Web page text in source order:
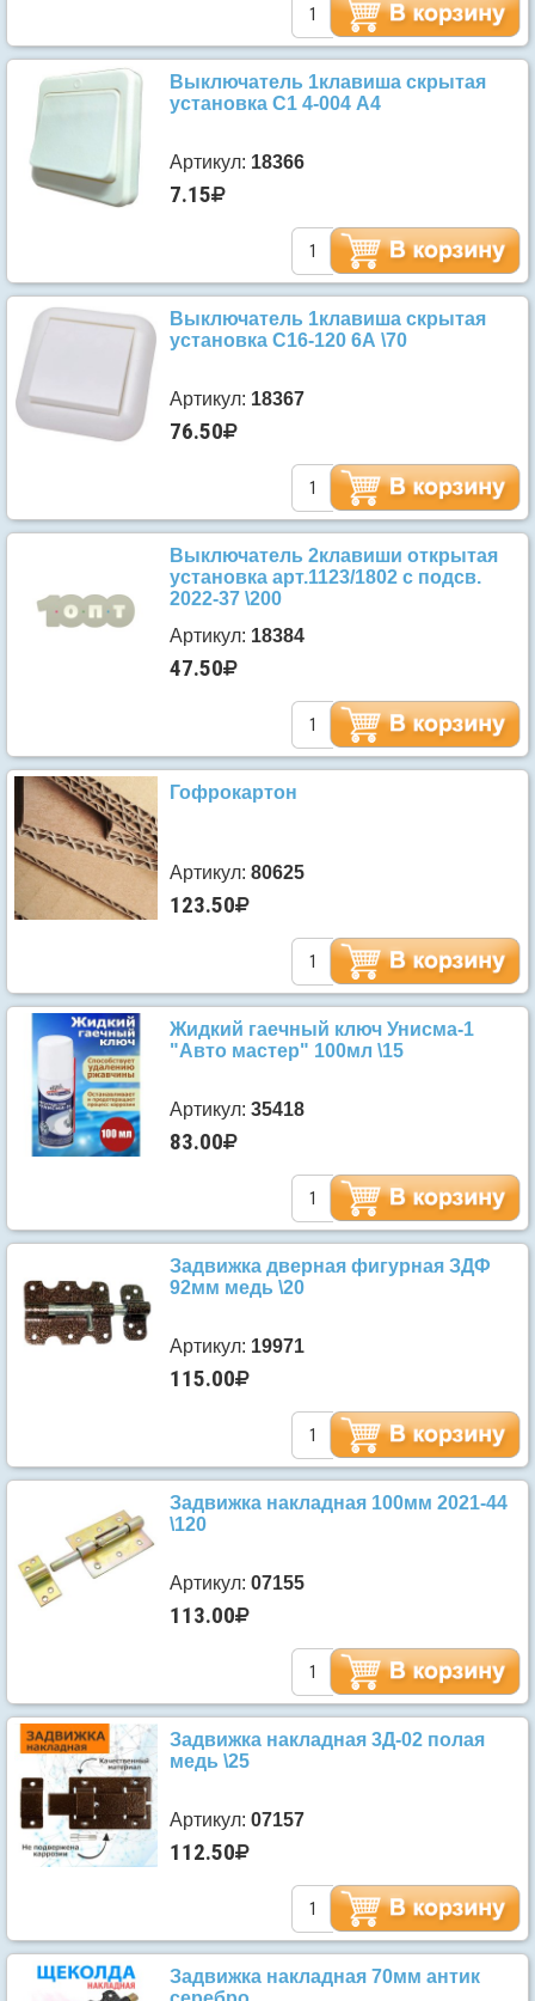
Выключатель 1клавиша скрытая
установка С1 4-004 А4
Артикул: 18366
7.15
Выключатель 1клавиша скрытая
установка С16-120 6А \70
Артикул: 18367
76.50
Выключатель 2клавиши открытая
установка арт.1123/1802 с подсв.
2022-37 \200
Артикул: 18384
47.50
Гофрокартон
Артикул: 80625
123.50
Жидкий гаечный ключ Унисма-1
"Авто мастер" 100мл \15
Артикул: 35418
83.00
Задвижка дверная фигурная ЗДФ
92мм медь \20
Артикул: 19971
115.00
Задвижка накладная 100мм 2021-44
\120
Артикул: 07155
113.00
Задвижка накладная 3Д-02 полая
медь \25
Артикул: 07157
112.50
Задвижка накладная 70мм антик